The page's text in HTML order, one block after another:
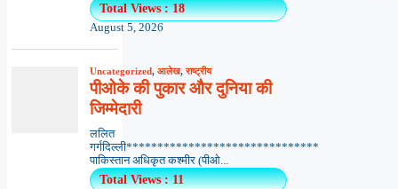
Total Views : 18
August 5, 2026
Uncategorized, आलेख,राष्ट्रीय
पीओके की पुकार और दुनिया की
जिम्मेदारी
ललित
गर्गदिल्ली*******************************
पाकिस्तान अधिकृत कश्मीर (पीओ...
Total Views : 11